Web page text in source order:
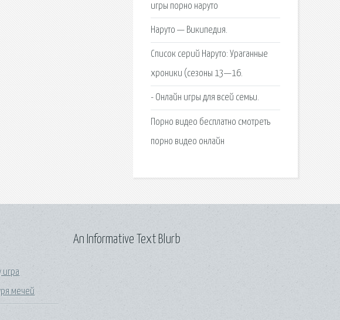
игры порно наруто
Наруто — Википедия.
Список серий Наруто: Ураганные
хроники (сезоны 13—16.
- Онлайн игры для всей семьи.
Порно видео бесплатно смотреть
порно видео онлайн
игра
мечей
An Informative Text Blurb